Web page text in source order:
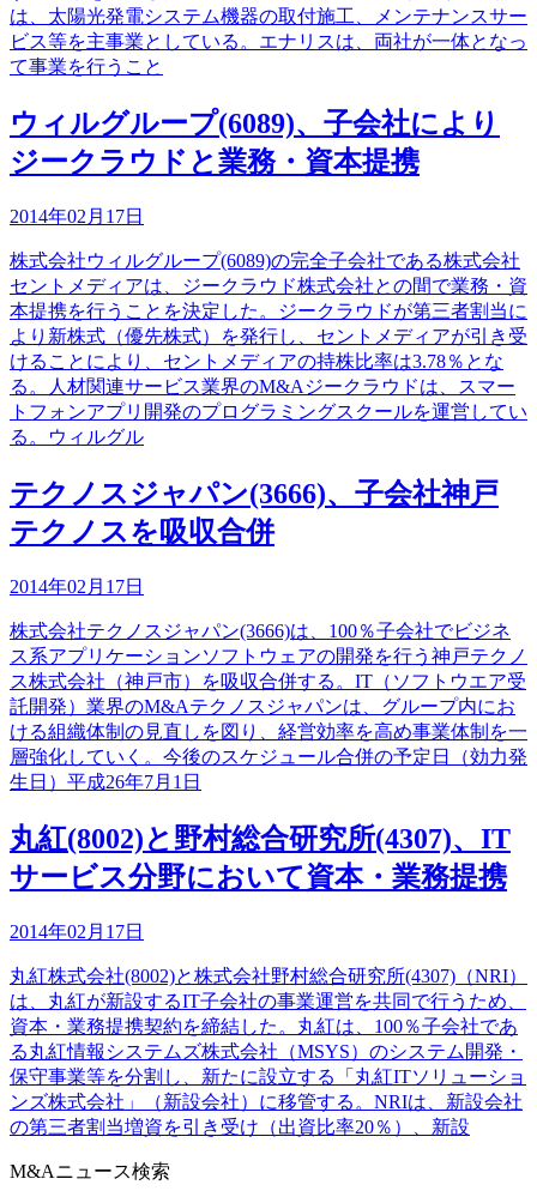
は、太陽光発電システム機器の取付施工、メンテナンスサー
ビス等を主事業としている。エナリスは、両社が一体となっ
て事業を行うこと
ウィルグループ(6089)、子会社により
ジークラウドと業務・資本提携
2014年02月17日
株式会社ウィルグループ(6089)の完全子会社である株式会社
セントメディアは、ジークラウド株式会社との間で業務・資
本提携を行うことを決定した。ジークラウドが第三者割当に
より新株式（優先株式）を発行し、セントメディアが引き受
けることにより、セントメディアの持株比率は3.78％とな
る。人材関連サービス業界のM&Aジークラウドは、スマー
トフォンアプリ開発のプログラミングスクールを運営してい
る。ウィルグル
テクノスジャパン(3666)、子会社神戸
テクノスを吸収合併
2014年02月17日
株式会社テクノスジャパン(3666)は、100％子会社でビジネ
ス系アプリケーションソフトウェアの開発を行う神戸テクノ
ス株式会社（神戸市）を吸収合併する。IT（ソフトウエア受
託開発）業界のM&Aテクノスジャパンは、グループ内にお
ける組織体制の見直しを図り、経営効率を高め事業体制を一
層強化していく。今後のスケジュール合併の予定日（効力発
生日）平成26年7月1日
丸紅(8002)と野村総合研究所(4307)、IT
サービス分野において資本・業務提携
2014年02月17日
丸紅株式会社(8002)と株式会社野村総合研究所(4307)（NRI）
は、丸紅が新設するIT子会社の事業運営を共同で行うため、
資本・業務提携契約を締結した。丸紅は、100％子会社であ
る丸紅情報システムズ株式会社（MSYS）のシステム開発・
保守事業等を分割し、新たに設立する「丸紅ITソリューショ
ンズ株式会社」（新設会社）に移管する。NRIは、新設会社
の第三者割当増資を引き受け（出資比率20％）、新設
M&Aニュース検索